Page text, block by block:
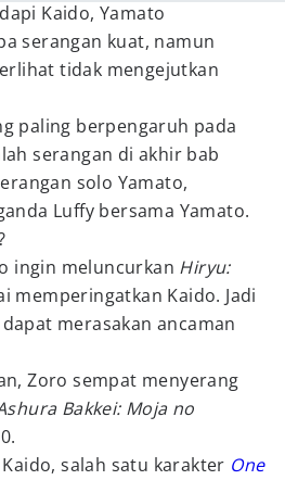
Kaido, Yamato
serangan kuat, namun
tidak mengejutkan
paling berpengaruh pada
serangan di akhir bab
solo Yamato,
Luffy bersama Yamato.
ingin meluncurkan Hiryu:
memperingatkan Kaido. Jadi
merasakan ancaman
Zoro sempat menyerang
Bakkei: Moja no
salah satu karakter One